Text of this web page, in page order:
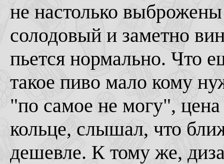
не настолько
солодовый и заметно
пьется нормально. Что
такое пиво мало кому
"по самое не могу",
кольце, слышал, что
дешевле. К тому же,